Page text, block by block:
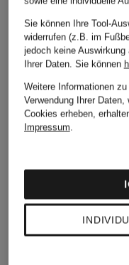
Sie können Ihre Tool-
widerrufen (z.B. im
jedoch keine Auswirkung
Ihrer Daten. Sie können
Weitere Informationen
Verwendung Ihrer
Cookies erheben,
Impressum.